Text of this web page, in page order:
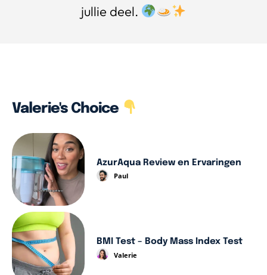
jullie deel.
Valerie's Choice
AzurAqua Review en Ervaringen
Paul
BMI Test – Body Mass Index Test
Valerie